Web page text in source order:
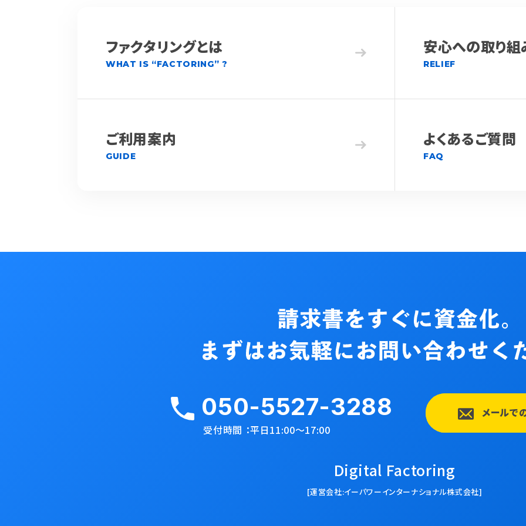
ファクタリングとは
WHAT IS “FACTORING” ?
安心への取り組
RELIEF
ご利用案内
GUIDE
よくあるご質問
FAQ
050-5527-3288
受付時間 ：平日11:00〜17:00
メールで
Digital Factoring
[運営会社:イーパワーインターナショナル株式会社]